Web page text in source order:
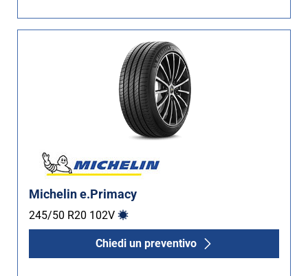
Michelin e.Primacy
245/50 R20 102V
Chiedi un preventivo